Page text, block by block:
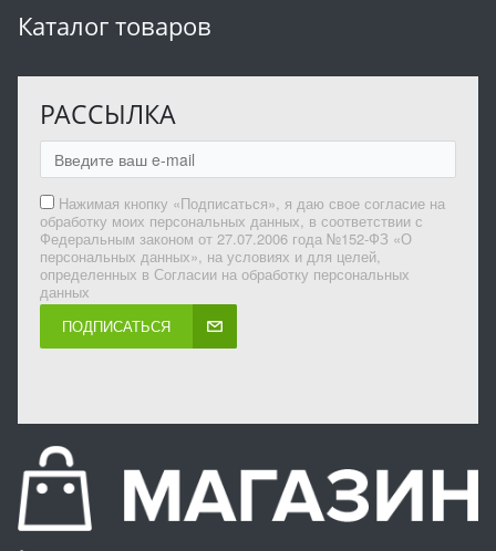
Каталог товаров
РАССЫЛКА
Нажимая кнопку «Подписаться», я даю свое согласие на
обработку моих персональных данных, в соответствии с
Федеральным законом от 27.07.2006 года №152-ФЗ «О
персональных данных», на условиях и для целей,
определенных в Согласии на обработку персональных
данных
ПОДПИСАТЬСЯ